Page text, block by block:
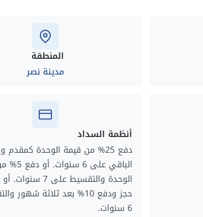
المنطقة
مدينة نصر
أنظمة السداد
دفع 25% من قيمة الوحدة
الباقي على
حجز ودفع 10% بعد ثلاثة
6 سنوات.